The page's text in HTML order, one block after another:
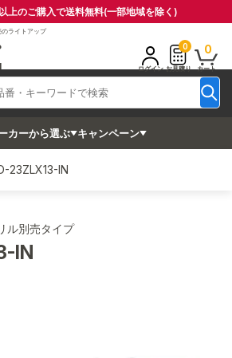
上のご購入で送料無料(一部地域を除く)
ライトアップ
ログイン
0
お見積り
0
カート
カーから選ぶ キャンペーン
23ZLX13-IN
ル別売タイプ
IN